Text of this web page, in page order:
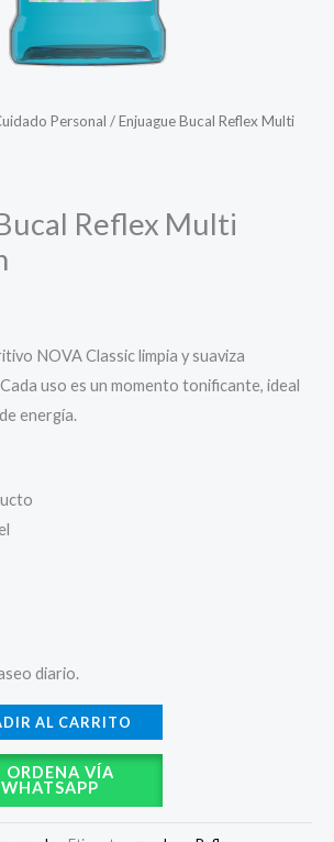
Personal / Enjuague Bucal Reflex Multi
Reflex Multi
NOVA Classic limpia y suaviza
uso es un momento tonificante, ideal
energía.
diario.
AL CARRITO
ORDENA VÍA
WHATSAPP